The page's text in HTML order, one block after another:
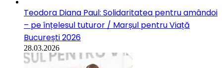
Teodora Diana Paul: Solidaritatea pentru amândoi
– pe înțelesul tuturor / Marșul pentru Viață
București 2026
28.03.2026